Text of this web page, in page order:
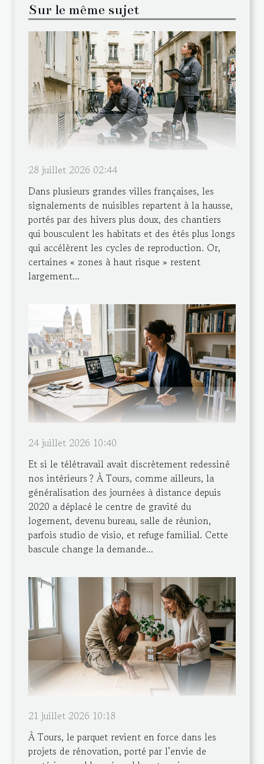
Sur le même sujet
28 juillet 2026 02:44
Dans plusieurs grandes villes françaises, les
signalements de nuisibles repartent à la hausse,
portés par des hivers plus doux, des chantiers
qui bousculent les habitats et des étés plus longs
qui accélèrent les cycles de reproduction. Or,
certaines « zones à haut risque » restent
largement...
24 juillet 2026 10:40
Et si le télétravail avait discrètement redessiné
nos intérieurs ? À Tours, comme ailleurs, la
généralisation des journées à distance depuis
2020 a déplacé le centre de gravité du
logement, devenu bureau, salle de réunion,
parfois studio de visio, et refuge familial. Cette
bascule change la demande...
21 juillet 2026 10:18
À Tours, le parquet revient en force dans les
projets de rénovation, porté par l’envie de